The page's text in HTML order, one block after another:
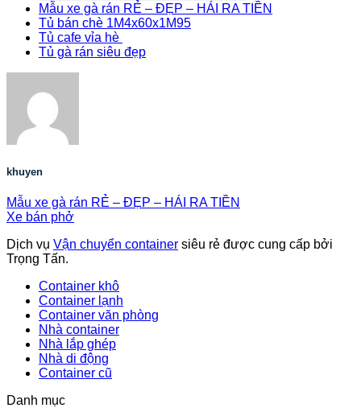
Mẫu xe gà rán RẺ – ĐẸP – HÁI RA TIỀN
Tủ bán chè 1M4x60x1M95
Tủ cafe vỉa hè
Tủ gà rán siêu đẹp
khuyen
Mẫu xe gà rán RẺ – ĐẸP – HÁI RA TIỀN
Xe bán phở
Dịch vụ Vận chuyển container siêu rẻ được cung cấp bởi
Trọng Tấn.
Container khô
Container lạnh
Container văn phòng
Nhà container
Nhà lắp ghép
Nhà di động
Container cũ
Danh mục